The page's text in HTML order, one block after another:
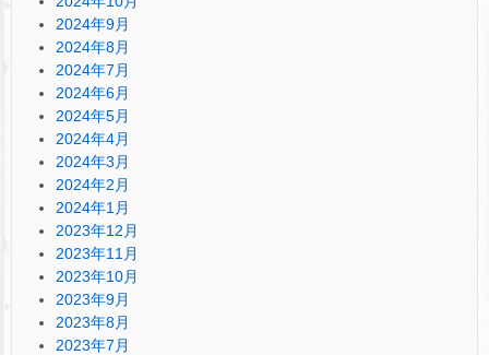
2024年9月
2024年8月
2024年7月
2024年6月
2024年5月
2024年4月
2024年3月
2024年2月
2024年1月
2023年12月
2023年11月
2023年10月
2023年9月
2023年8月
2023年7月